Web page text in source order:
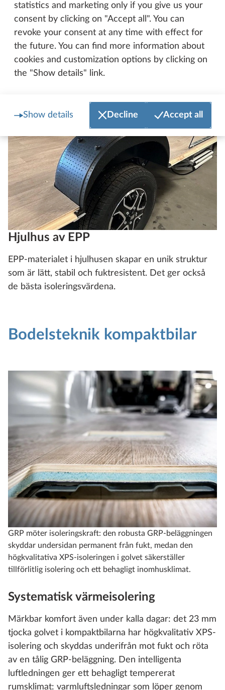
statistics and marketing only if you give us your
consent by clicking on "Accept all". You can
revoke your consent at any time with effect for
the future. You can find more information about
cookies and customization options by clicking on
the "Show details" link.
Show details Decline Accept all
Sänkt bakparti
Sänkningen av bakpartiet med lågramschassit ger
garaget maximal volym. Golvet är frostskyddat med
med gastryckfjädrar. De hålls då stabilt när de är
Hjulhus av EPP
EPP-materialet i hjulhusen skapar en unik struktur
som är lätt, stabil och fuktresistent. Det ger också
de bästa isoleringsvärdena.
Bodelsteknik kompaktbilar
GRP möter isoleringskraft: den robusta GRP-beläggningen
skyddar undersidan permanent från fukt, medan den
högkvalitativa XPS-isoleringen i golvet säkerställer
tillförlitlig isolering och ett behagligt inomhusklimat.
Systematisk värmeisolering
Märkbar komfort även under kalla dagar: det 23 mm
tjocka golvet i kompaktbilarna har högkvalitativ XPS-
isolering och skyddas underifrån mot fukt och röta
av en tålig GRP-beläggning. Den intelligenta
luftledningen ger ett behagligt tempererat
rumsklimat: varmluftsledningar som löper genom